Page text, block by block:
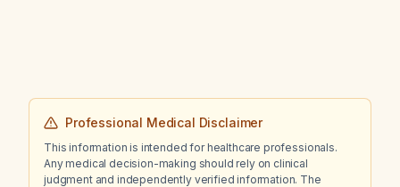
Professional Medical Disclaimer
This information is intended for healthcare professionals.
Any medical decision-making should rely on clinical
judgment and independently verified information. The